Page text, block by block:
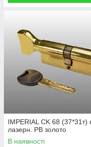
IMPERIAL CK 68 (37*31т)
лазерн. PB золото
В наявності